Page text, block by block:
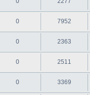
0 7952
0 2363
0 2511
0 3369